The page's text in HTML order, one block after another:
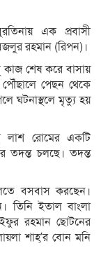
এক প্রবাসী
রহমান (রিপন)।
কাজ শেষ করে বাসায়
পৌঁছালে পেছন থেকে
ঘটনাস্থলে মৃত্যু হয়
লাশ রোমের একটি
তদন্ত চলছে। তদন্ত
বসবাস করছেন।
তিনি ইতাল বাংলা
রহমান ছোটনের
শাহ্’র বোন মনি